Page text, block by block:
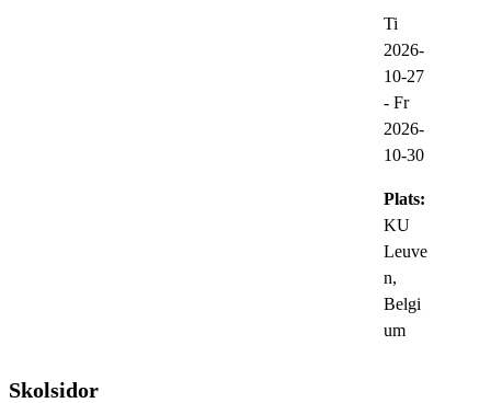
Ti
2026-
10-27
- Fr
2026-
10-30
Plats:
KU
Leuve
n,
Belgi
um
Skolsidor